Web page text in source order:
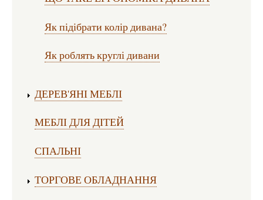
Як підібрати колір дивана?
Як роблять круглі дивани
ДЕРЕВ'ЯНІ МЕБЛІ
МЕБЛІ ДЛЯ ДІТЕЙ
СПАЛЬНІ
ТОРГОВЕ ОБЛАДНАННЯ